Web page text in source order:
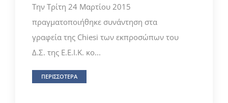
Την Τρίτη 24 Μαρτίου 2015
πραγματοποιήθηκε συνάντηση στα
γραφεία της Chiesi των εκπροσώπων του
Δ.Σ. της Ε.Ε.Ι.Κ. κο...
ΠΕΡΙΣΣΟΤΕΡΑ